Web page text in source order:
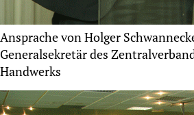
Ansprache von Holger
Generalsekretär des
Handwerks